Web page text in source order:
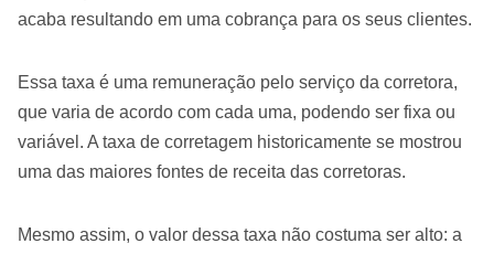
acaba resultando em uma cobrança para os seus clientes.
Essa taxa é uma remuneração pelo serviço da corretora,
que varia de acordo com cada uma, podendo ser fixa ou
variável. A taxa de corretagem historicamente se mostrou
uma das maiores fontes de receita das corretoras.
Mesmo assim, o valor dessa taxa não costuma ser alto: a